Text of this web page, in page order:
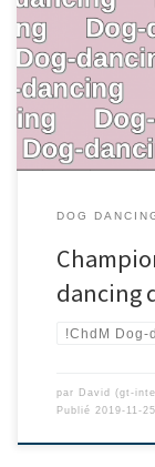
DOG
dancing
!ChdM Dog-
par David (gt-
Publié 2019-11-25